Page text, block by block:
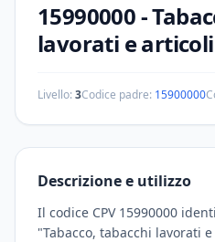
15990000-
lavorati e
Livello:3Codice padre: 15900000
Descrizione e utilizzo
Il codice CPV 15990000
"Tabacco, tabacchi lavorati